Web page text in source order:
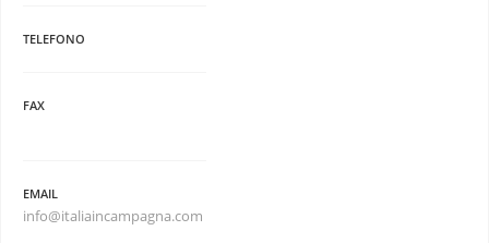
TELEFONO
FAX
EMAIL
info@italiaincampagna.com